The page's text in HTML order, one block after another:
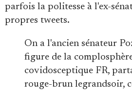
parfois la politesse à l'ex-
propres tweets.
On a l'ancien sénateur
figure de la
covidosceptique FR,
rouge-brun legrandsoir,